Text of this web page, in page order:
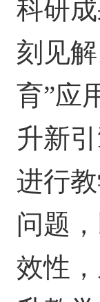
科研
刻见
育”应
升新
进行
问题
效性